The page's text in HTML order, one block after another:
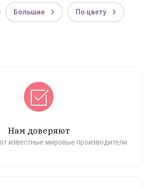
Большие По цвету
Нам доверяют
известные мировые производители